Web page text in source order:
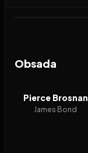
Obsada
Pierce Brosnan
James Bond